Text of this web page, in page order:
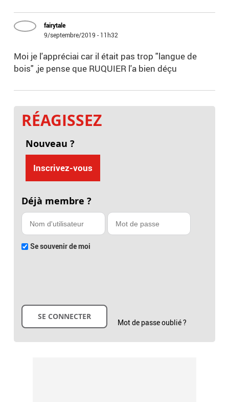
fairytale
9/septembre/2019 - 11h32
Moi je l'appréciai car il était pas trop "langue de
bois" ,je pense que RUQUIER l'a bien déçu
RÉAGISSEZ
Nouveau ?
Inscrivez-vous
Déjà membre ?
Se souvenir de moi
Mot de passe oublié ?